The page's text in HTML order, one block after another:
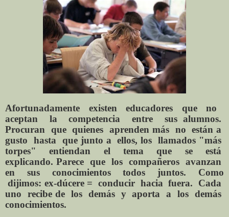
Afortunadamente existen educadores que
no
aceptan
la competencia entre
sus alumnos.
Procuran
que quienes aprenden más no están a
gusto
hasta que junto a ellos, los llamados "más
torpes"
entiendan el tema que se
está
explicando. Parece que los compañeros avanzan
en
sus conocimientos todos juntos.
Como
dijimos: ex-dúcere = conducir hacia fuera.
Cada
uno
recibe de los demás y aporta a los demás
conocimientos.